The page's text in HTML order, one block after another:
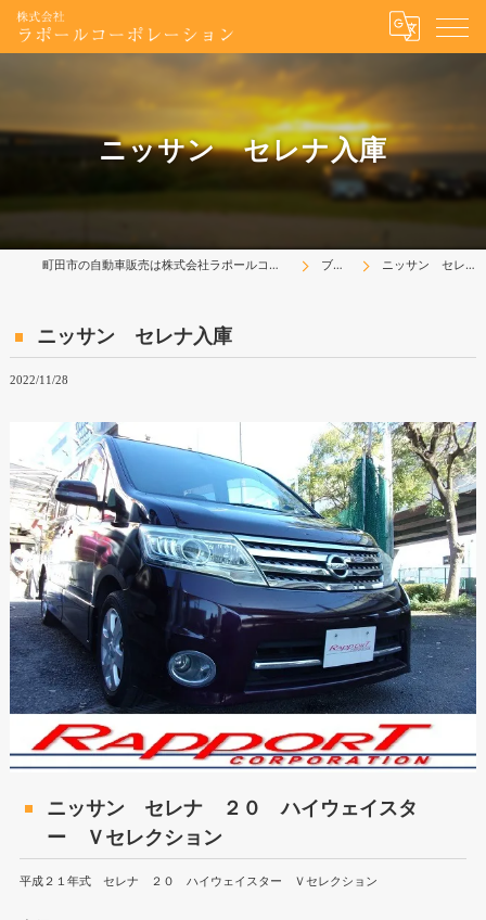
ニッサン セレナ入庫
町田市の自動車販売は株式会社ラポールコーポレーション ブログ ニッサン セレナ入庫
ニッサン セレナ入庫
2022/11/28
ニッサン セレナ ２０ ハイウェイスタ
ー Ｖセレクション
平成２１年式 セレナ ２０ ハイウェイスター Ｖセレクション